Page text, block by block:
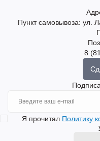
Пункт самовывоза: ул.
8
Я прочитал Политику